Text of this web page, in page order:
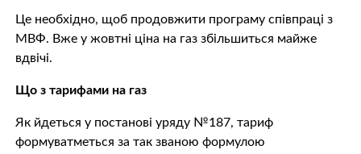
Це необхідно, щоб продовжити програму співпраці з
МВФ. Вже у жовтні ціна на газ збільшиться майже
вдвічі.
Що з тарифами на газ
Як йдеться у постанові уряду №187, тариф
формуватметься за так званою формулою